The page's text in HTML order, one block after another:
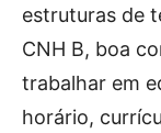
estruturas de
CNH B, boa
trabalhar em
horário,